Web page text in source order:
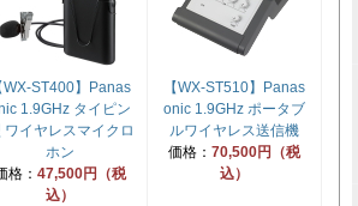
WX-ST400】Panas
1.9GHz タイピン
ワイヤレスマイクロ
ホン
格： 47,500円（税
込）
【WX-ST510】Panas
onic 1.9GHz ポータブ
ルワイヤレス送信機
価格： 70,500円（税
込）